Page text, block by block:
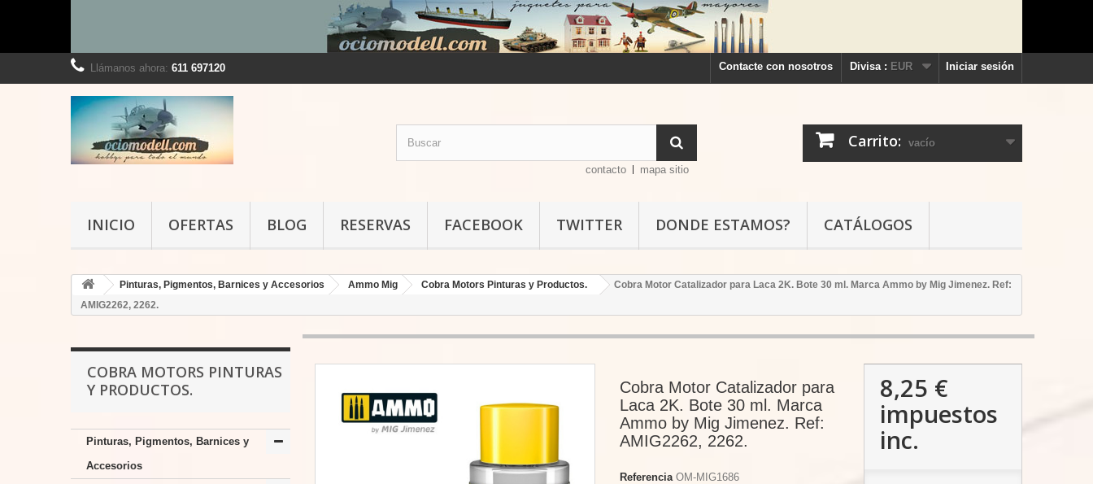
Iniciar sesión
Divisa : EUR
Contacte con nosotros
Llámanos ahora: 611 697120
Carrito: vacío
contacto mapa sitio
INICIO OFERTAS BLOG RESERVAS FACEBOOK TWITTER DONDE ESTAMOS? CATÁLOGOS
Pinturas, Pigmentos, Barnices y Accesorios Ammo Mig Cobra Motors Pinturas y Productos.
Cobra Motor Catalizador para Laca 2K. Bote 30 ml. Marca Ammo by Mig Jimenez. Ref:
AMIG2262, 2262.
COBRA MOTORS PINTURAS
Y PRODUCTOS.
Pinturas, Pigmentos, Barnices y
Accesorios
Cobra Motor Catalizador para
Laca 2K. Bote 30 ml. Marca
Ammo by Mig Jimenez. Ref:
AMIG2262, 2262.
Referencia OM-MIG1686
8,25 €
impuestos
inc.